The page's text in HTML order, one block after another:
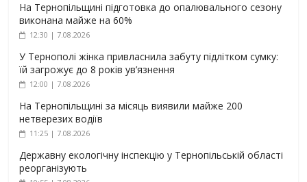
На Тернопільщині підготовка до опалювального сезону
виконана майже на 60%
12:30 | 7.08.2026
У Тернополі жінка привласнила забуту підлітком сумку:
їй загрожує до 8 років ув’язнення
12:00 | 7.08.2026
На Тернопільщині за місяць виявили майже 200
нетверезих водіїв
11:25 | 7.08.2026
Державну екологічну інспекцію у Тернопільській області
реорганізують